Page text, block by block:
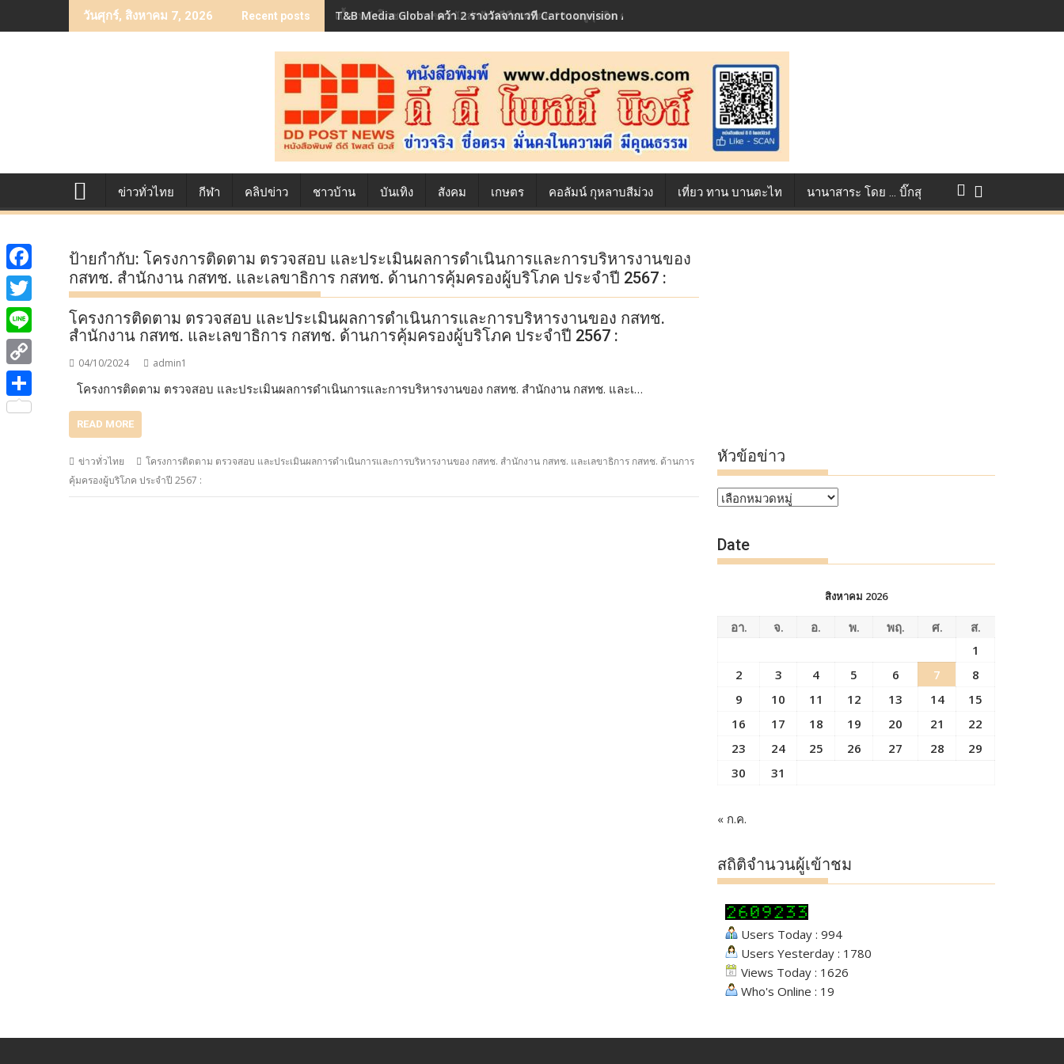
to
วันศุกร์, สิงหาคม 7, 2026 Recent posts T&B Media Global คว้า 2 รางวัลจากเวที Cartoonvision Animation Contest ตอกย้ำศักยภาพแอนิเมชันไทยบนเวทีนานาชาติ ที่ประเทศอังกฤษ :
เบื้องหลังโภชนาการของนักล่าฝัน ซีพีเอฟ เผย 10 เมนูสุดฮิต ตลอดเส้นทางการแข่งขัน True AF 2026 :
ข่าวทั่วไทย กีฬา คลิปข่าว ชาวบ้าน บันเทิง สังคม เกษตร คอลัมน์ กุหลาบสีม่วง เที่ยว ทาน บานตะไท นานาสาระ โดย … บิ๊กสุ
ป้ายกำกับ: โครงการติดตาม ตรวจสอบ และประเมินผลการดำเนินการและการบริหารงานของ
กสทช. สำนักงาน กสทช. และเลขาธิการ กสทช. ด้านการคุ้มครองผู้บริโภค ประจำปี 2567 :
โครงการติดตาม ตรวจสอบ และประเมินผลการดำเนินการและการบริหารงานของ กสทช.
สำนักงาน กสทช. และเลขาธิการ กสทช. ด้านการคุ้มครองผู้บริโภค ประจำปี 2567 :
04/10/2024 admin1
โครงการติดตาม ตรวจสอบ และประเมินผลการดำเนินการและการบริหารงานของ กสทช. สำนักงาน กสทช. และเ…
READ MORE
ข่าวทั่วไทย
โครงการติดตาม ตรวจสอบ และประเมินผลการดำเนินการและการบริหารงานของ กสทช. สำนักงาน กสทช. และเลขาธิการ กสทช. ด้านการ
คุ้มครองผู้บริโภค ประจำปี 2567 :
หัวข้อข่าว
หัวข้อ
Date
สิงหาคม 2026
อา. จ. อ. พ. พฤ. ศ.
ส.
1
2
3 4 5 6 7
8
9
10 11 12 13 14
15
16
17 18 19 20 21
22
23
24 25 26 27 28
29
30
31
« ก.ค.
สถิติจำนวนผู้เข้าชม
Users Today : 994
Users Yesterday : 1780
Views Today : 1626
Who's Online : 19
F
a
c
e
b
o
T
w
i
t
t
L
i
n
C
o
S